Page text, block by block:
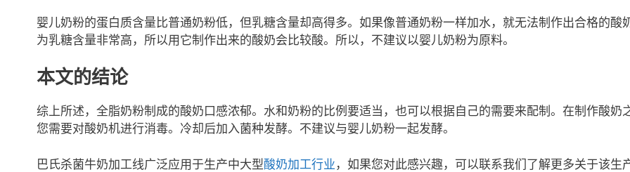
婴儿奶粉的蛋白质含量比普通奶粉低，但乳糖含量却高得多。如果像普通奶粉一样加水，就无法制作出合格的酸
为乳糖含量非常高，所以用它制作出来的酸奶会比较酸。所以，不建议以婴儿奶粉为原料。
本文的结论
综上所述，全脂奶粉制成的酸奶口感浓郁。水和奶粉的比例要适当，也可以根据自己的需要来配制。在制作酸奶
您需要对酸奶机进行消毒。冷却后加入菌种发酵。不建议与婴儿奶粉一起发酵。
巴氏杀菌牛奶加工线广泛应用于生产中大型酸奶加工行业 ，如果您对此感兴趣，可以联系我们了解更多关于该生